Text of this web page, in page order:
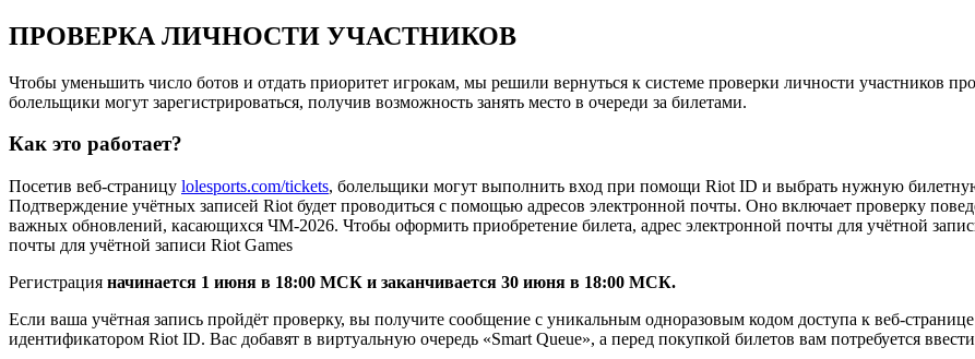
ПРОВЕРКА ЛИЧНОСТИ УЧАСТНИКОВ
Чтобы уменьшить число ботов и отдать приоритет игрокам, мы решили вернуться к системе проверки личности участников
болельщики могут зарегистрироваться, получив возможность занять место в очереди за билетами.
Как это работает?
Посетив веб-страницу lolesports.com/tickets, болельщики могут выполнить вход при помощи Riot ID и выбрать нужную
Подтверждение учётных записей Riot будет проводиться с помощью адресов электронной почты. Оно включает проверку
важных обновлений, касающихся ЧМ-2026. Чтобы оформить приобретение билета, адрес электронной почты для учётной
почты для учётной записи Riot Games
Регистрация начинается 1 июня в 18:00 МСК и заканчивается 30 июня в 18:00 МСК.
Если ваша учётная запись пройдёт проверку, вы получите сообщение с уникальным одноразовым кодом доступа к веб-
идентификатором Riot ID. Вас добавят в виртуальную очередь «Smart Queue», а перед покупкой билетов вам потребуется